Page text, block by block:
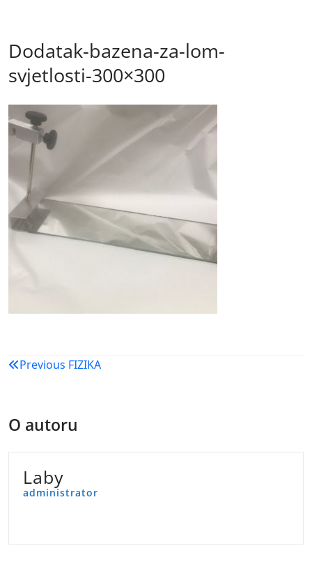
Dodatak-bazena-za-lom-
svjetlosti-300×300
Navigacija
Previous FIZIKA
O autoru
Laby
administrator